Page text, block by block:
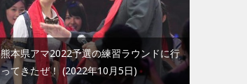
熊本県アマ2022予選の練習ラウンドに行
ってきたぜ！ 2022年10月5日